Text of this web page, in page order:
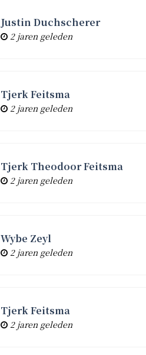
Justin Duchscherer
2 jaren geleden
Tjerk Feitsma
2 jaren geleden
Tjerk Theodoor Feitsma
2 jaren geleden
Wybe Zeyl
2 jaren geleden
Tjerk Feitsma
2 jaren geleden